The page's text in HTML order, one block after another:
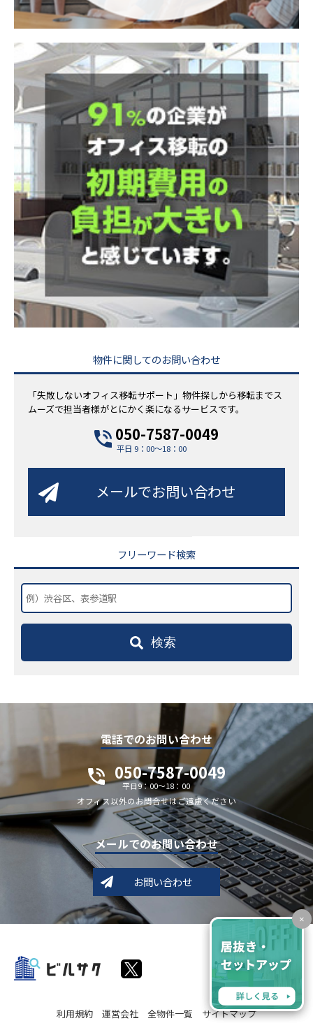
×
物件に関してのお問い合わせ
「失敗しないオフィス移転サポート」物件探しから移転までス
ムーズで担当者様がとにかく楽になるサービスです。
050-7587-0049
平日 9：00～18：00
メールでお問い合わせ
フリーワード検索
検索
電話でのお問い合わせ
050-7587-0049
平日9：00～18：00
オフィス以外のお問合せはご遠慮ください
メールでのお問い合わせ
お問い合わせ
利用規約 運営会社 全物件一覧 サイトマップ